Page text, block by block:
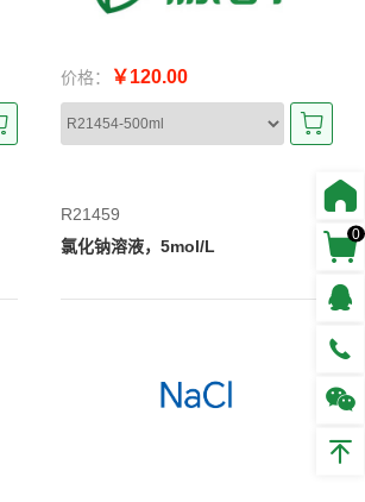
价格： ￥120.00
R21459
氯化钠溶液，5mol/L
0